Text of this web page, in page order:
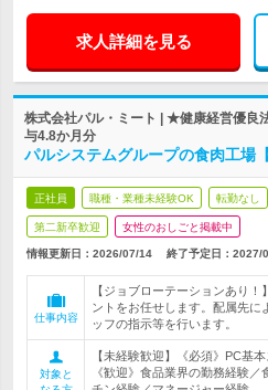
求人詳細を見る
株式会社パル・ミート | ★健康経営優
与4.8か月分
パルシステムグループの食肉工
正社員 職種・業種未経験OK 転勤なし
第二新卒歓迎 女性のおしごと掲載中
情報更新日：2026/07/14 終了予定日： 2027/
仕事内容
【ジョブローテーションあり
ントをお任せします。配属先に
ッフの指示等を行います。
対象と
【未経験歓迎】《必須》PC基
《歓迎》食品業界の勤務経験